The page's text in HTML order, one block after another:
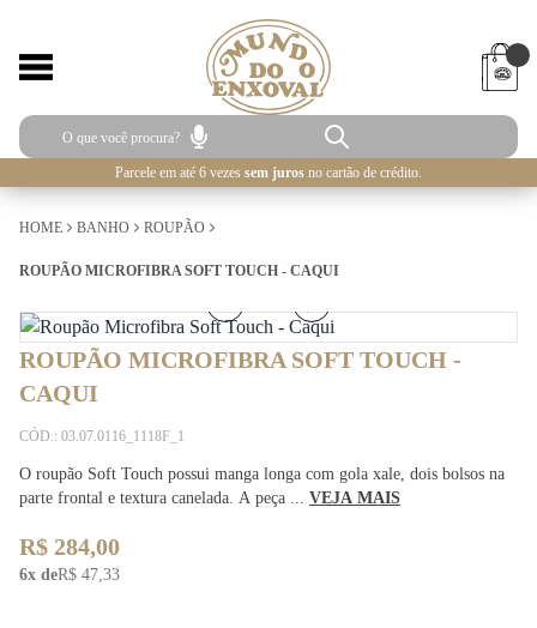
Parcele em até 6 vezes sem juros no cartão de crédito.
HOME BANHO ROUPÃO
ROUPÃO MICROFIBRA SOFT TOUCH - CAQUI
ROUPÃO MICROFIBRA SOFT TOUCH -
CAQUI
CÓD.: 03.07.0116_1118F_1
O roupão Soft Touch possui manga longa com gola xale, dois bolsos na
parte frontal e textura canelada. A peça ... VEJA MAIS
R$ 284,00
6x deR$ 47,33